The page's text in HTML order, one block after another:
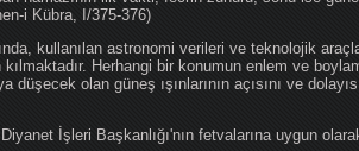
i Kübra, I/375-376)
kullanılan astronomi verileri ve teknolojik
Herhangi bir konumun enlem ve
düşecek olan güneş ışınlarının açısını ve
İşleri Başkanlığı'nın fetvalarına uygun